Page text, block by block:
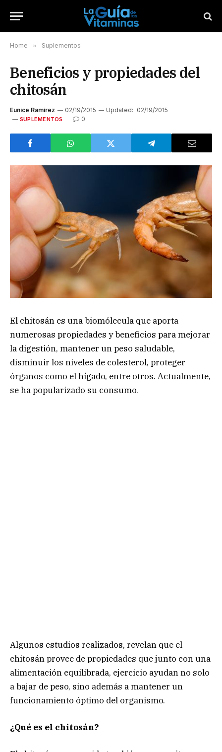
Home » Suplementos
Beneficios y propiedades del
chitosán
Eunice Ramirez 02/19/2015 Updated: 02/19/2015
SUPLEMENTOS 0
El chitosán es una biomólecula que aporta
numerosas propiedades y beneficios para mejorar
la digestión, mantener un peso saludable,
disminuir los niveles de colesterol, proteger
órganos como el hígado, entre otros. Actualmente,
se ha popularizado su consumo.
Algunos estudios realizados, revelan que el
chitosán provee de propiedades que junto con una
alimentación equilibrada, ejercicio ayudan no solo
a bajar de peso, sino además a mantener un
funcionamiento óptimo del organismo.
¿Qué es el chitosán?